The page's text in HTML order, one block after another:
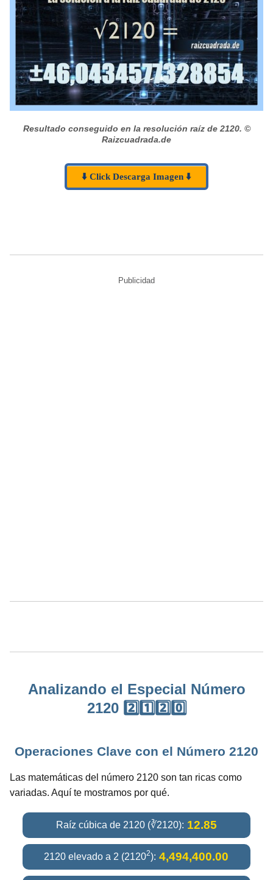
Resultado conseguido en la resolución raíz de 2120. ©
Raizcuadrada.de
⬇️ Click Descarga Imagen ⬇️
Publicidad
Analizando el Especial Número
2120 2️⃣1️⃣2️⃣0️⃣
Operaciones Clave con el Número 2120
Las matemáticas del número 2120 son tan ricas como
variadas. Aquí te mostramos por qué.
Raíz cúbica de 2120 (∛2120): 12.85
2120 elevado a 2 (21202): 4,494,400.00